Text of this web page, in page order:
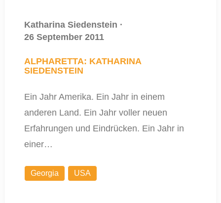
Katharina Siedenstein ·
26 September 2011
ALPHARETTA: KATHARINA
SIEDENSTEIN
Ein Jahr Amerika. Ein Jahr in einem
anderen Land. Ein Jahr voller neuen
Erfahrungen und Eindrücken. Ein Jahr in
einer…
Georgia USA